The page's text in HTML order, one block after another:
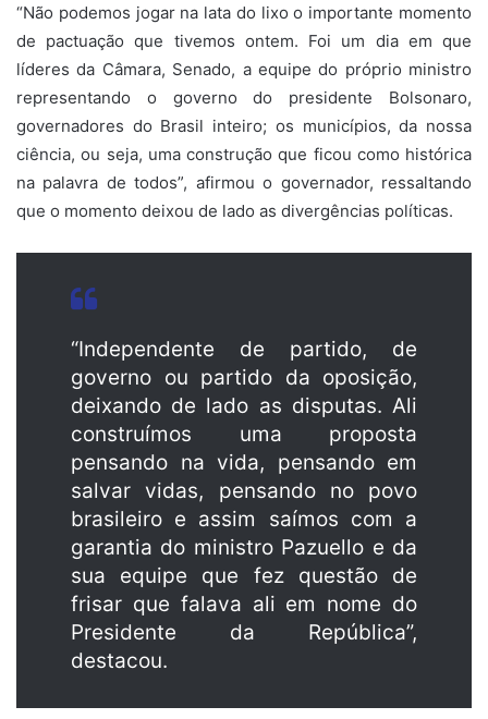
“Não podemos jogar na lata do lixo o importante momento
de pactuação que tivemos ontem. Foi um dia em que
líderes da Câmara, Senado, a equipe do próprio ministro
representando o governo do presidente Bolsonaro,
governadores do Brasil inteiro; os municípios, da nossa
ciência, ou seja, uma construção que ficou como histórica
na palavra de todos”, afirmou o governador, ressaltando
que o momento deixou de lado as divergências políticas.
“Independente de partido, de
governo ou partido da oposição,
deixando de lado as disputas. Ali
construímos uma proposta
pensando na vida, pensando em
salvar vidas, pensando no povo
brasileiro e assim saímos com a
garantia do ministro Pazuello e da
sua equipe que fez questão de
frisar que falava ali em nome do
Presidente da República”,
destacou.